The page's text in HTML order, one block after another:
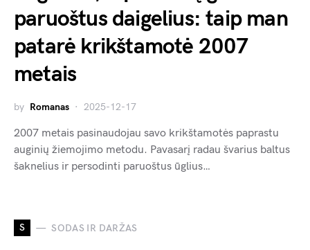
paruoštus daigelius: taip man
patarė krikštamotė 2007
metais
by Romanas 2025-12-17
2007 metais pasinaudojau savo krikštamotės paprastu
auginių žiemojimo metodu. Pavasarį radau švarius baltus
šaknelius ir persodinti paruoštus ūglius…
S SODAS IR DARŽAS